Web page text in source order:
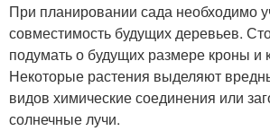
При планировании сада необходимо
совместимость будущих деревьев.
подумать о будущих размере кроны и
Некоторые растения выделяют
видов химические соединения или
солнечные лучи.